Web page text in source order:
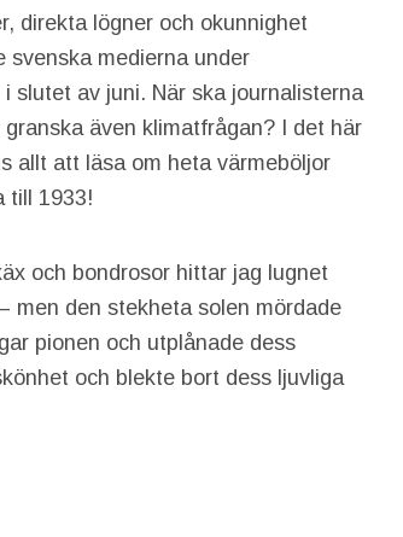
direkta lögner och okunnighet
svenska medierna under
slutet av juni. När ska journalisterna
granska även klimatfrågan? I det här
allt att läsa om heta värmeböljor
till 1933!
och bondrosor hittar jag lugnet
men den stekheta solen mördade
pionen och utplånade dess
och blekte bort dess ljuvliga